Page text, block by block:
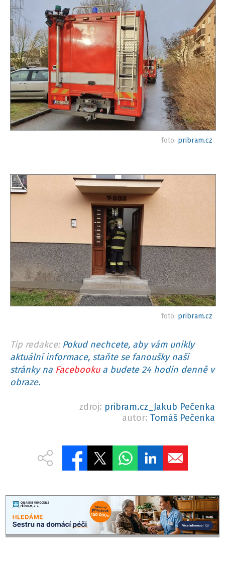
foto: pribram.cz
foto: pribram.cz
Tip redakce: Pokud nechcete, aby vám unikly
aktuální informace, staňte se fanoušky naší
stránky na Facebookua budete 24 hodin denně v
obraze.
zdroj: pribram.cz_Jakub Pečenka
autor: Tomáš Pečenka